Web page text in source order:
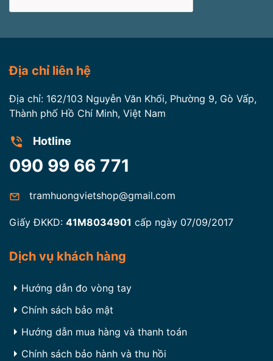
Địa chỉ liên hệ
Địa chỉ: 162/103 Nguyễn Văn Khối, Phường 9, Gò Vấp,
Thành phố Hồ Chí Minh, Việt Nam
Hotline
090 99 66 771
tramhuongvietshop@gmail.com
Giấy ĐKKD: 41M8034901 cấp ngày 07/09/2017
Dịch vụ khách hàng
Hướng dẫn đo vòng tay
Chính sách bảo mật
Hướng dẫn mua hàng và thanh toán
Chính sách bảo hành và thu hồi